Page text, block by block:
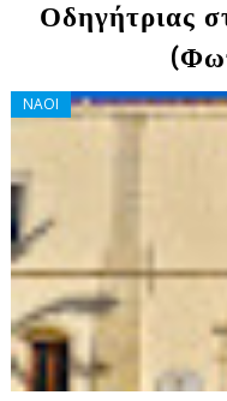
Οδηγήτριας
ΝΑΟΙ